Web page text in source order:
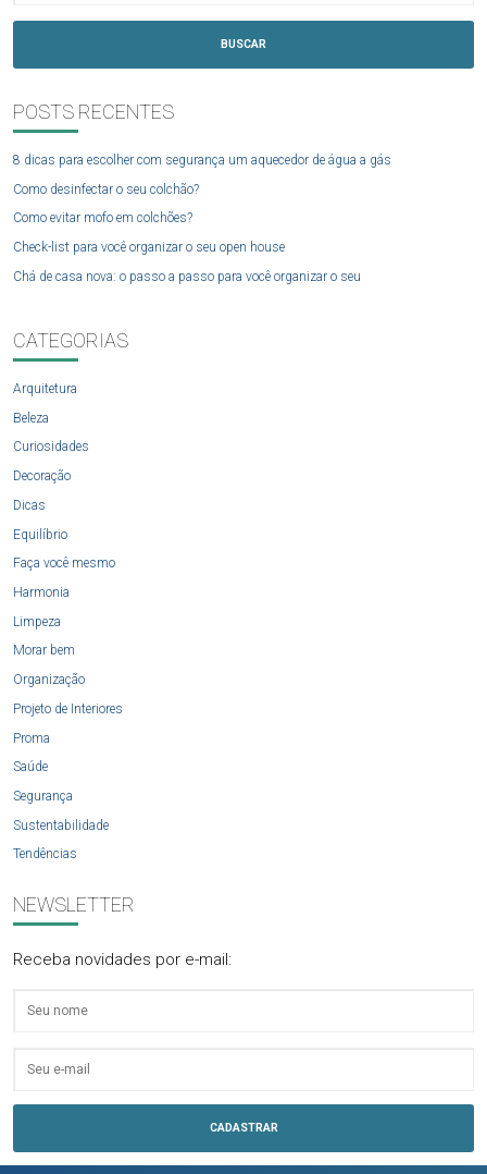
BUSCAR
POSTS RECENTES
8 dicas para escolher com segurança um aquecedor de água a gás
Como desinfectar o seu colchão?
Como evitar mofo em colchões?
Check-list para você organizar o seu open house
Chá de casa nova: o passo a passo para você organizar o seu
CATEGORIAS
Arquitetura
Beleza
Curiosidades
Decoração
Dicas
Equilíbrio
Faça você mesmo
Harmonia
Limpeza
Morar bem
Organização
Projeto de Interiores
Proma
Saúde
Segurança
Sustentabilidade
Tendências
NEWSLETTER
Receba novidades por e-mail: